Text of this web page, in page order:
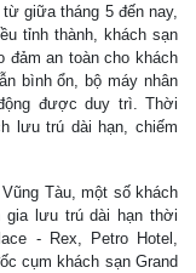
giữa tháng 5 đến nay,
tỉnh thành, khách sạn
đảm an toàn cho khách
bình ổn, bộ máy nhân
được duy trì. Thời
lưu trú dài hạn, chiếm
Tàu, một số khách
gia lưu trú dài hạn thời
- Rex, Petro Hotel,
cụm khách sạn Grand